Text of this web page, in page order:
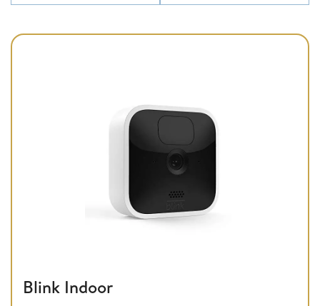
Blink Indoor